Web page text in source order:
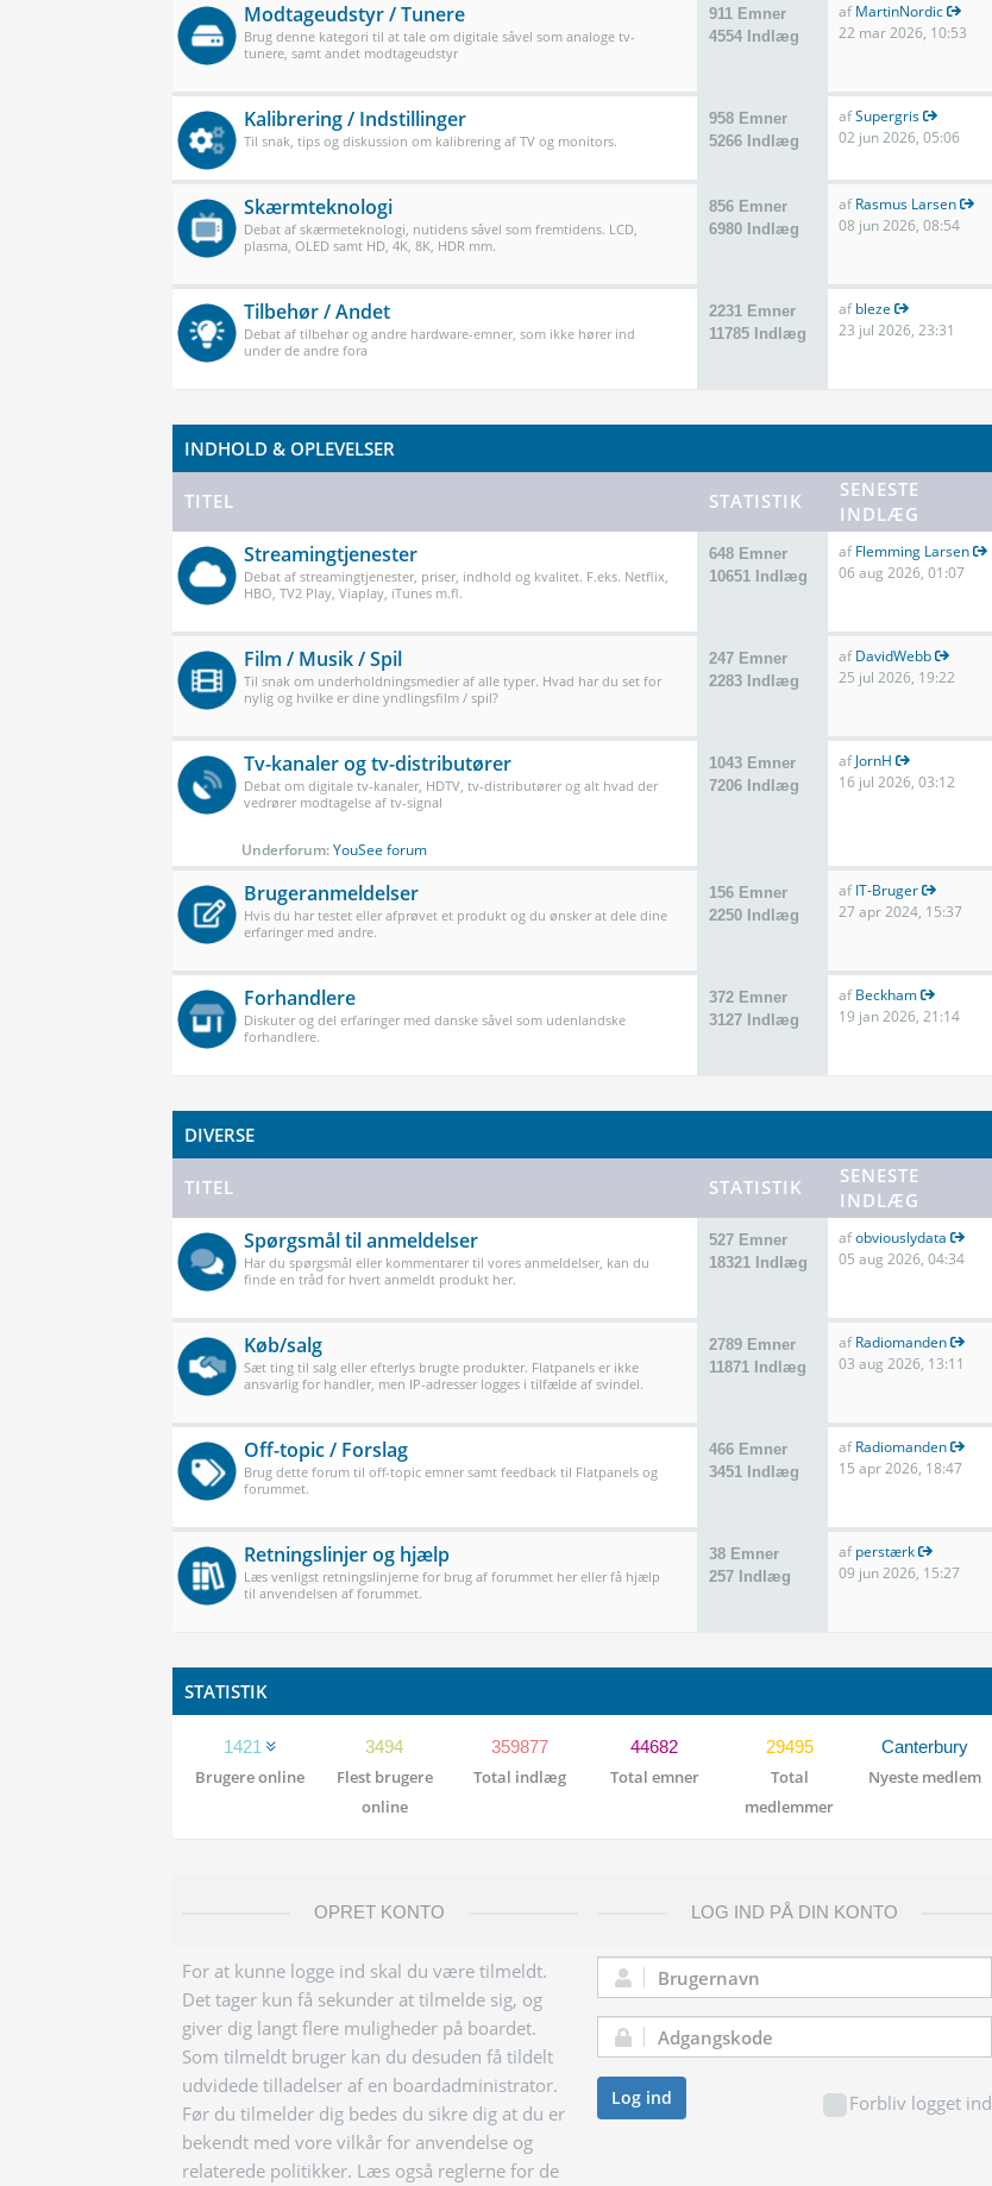
Modtageudstyr / Tunere
Brug denne kategori til at tale om digitale såvel som analoge tv-
tunere, samt andet modtageudstyr
911 Emner
4554 Indlæg
afMartinNordic
22 mar 2026, 10:53
Kalibrering / Indstillinger
Til snak, tips og diskussion om kalibrering af TV og monitors.
958 Emner
5266 Indlæg
afSupergris
02 jun 2026, 05:06
Skærmteknologi
Debat af skærmeteknologi, nutidens såvel som fremtidens. LCD,
plasma, OLED samt HD, 4K, 8K, HDR mm.
856 Emner
6980 Indlæg
afRasmus Larsen
08 jun 2026, 08:54
Tilbehør / Andet
Debat af tilbehør og andre hardware-emner, som ikke hører ind
under de andre fora
2231 Emner
11785 Indlæg
afbleze
23 jul 2026, 23:31
INDHOLD & OPLEVELSER
TITEL STATISTIK
SENESTE
INDLÆG
Streamingtjenester
Debat af streamingtjenester, priser, indhold og kvalitet. F.eks. Netflix,
HBO, TV2 Play, Viaplay, iTunes m.fl.
648 Emner
10651 Indlæg
afFlemming Larsen
06 aug 2026, 01:07
Film / Musik / Spil
Til snak om underholdningsmedier af alle typer. Hvad har du set for
nylig og hvilke er dine yndlingsfilm / spil?
247 Emner
2283 Indlæg
afDavidWebb
25 jul 2026, 19:22
Tv-kanaler og tv-distributører
Debat om digitale tv-kanaler, HDTV, tv-distributører og alt hvad der
vedrører modtagelse af tv-signal
Underforum:YouSee forum
1043 Emner
7206 Indlæg
afJornH
16 jul 2026, 03:12
Brugeranmeldelser
Hvis du har testet eller afprøvet et produkt og du ønsker at dele dine
erfaringer med andre.
156 Emner
2250 Indlæg
afIT-Bruger
27 apr 2024, 15:37
Forhandlere
Diskuter og del erfaringer med danske såvel som udenlandske
forhandlere.
372 Emner
3127 Indlæg
afBeckham
19 jan 2026, 21:14
DIVERSE
TITEL STATISTIK
SENESTE
INDLÆG
Spørgsmål til anmeldelser
Har du spørgsmål eller kommentarer til vores anmeldelser, kan du
finde en tråd for hvert anmeldt produkt her.
527 Emner
18321 Indlæg
afobviouslydata
05 aug 2026, 04:34
Køb/salg
Sæt ting til salg eller efterlys brugte produkter. Flatpanels er ikke
ansvarlig for handler, men IP-adresser logges i tilfælde af svindel.
2789 Emner
11871 Indlæg
afRadiomanden
03 aug 2026, 13:11
Off-topic / Forslag
Brug dette forum til off-topic emner samt feedback til Flatpanels og
forummet.
466 Emner
3451 Indlæg
afRadiomanden
15 apr 2026, 18:47
Retningslinjer og hjælp
Læs venligst retningslinjerne for brug af forummet her eller få hjælp
til anvendelsen af forummet.
38 Emner
257 Indlæg
afperstærk
09 jun 2026, 15:27
STATISTIK
1421
Brugere online
3494
Flest brugere
online
359877
Total indlæg
44682
Total emner
29495
Total
medlemmer
Canterbury
Nyeste medlem
OPRET KONTO
For at kunne logge ind skal du være tilmeldt.
Det tager kun få sekunder at tilmelde sig, og
giver dig langt flere muligheder på boardet.
Som tilmeldt bruger kan du desuden få tildelt
udvidede tilladelser af en boardadministrator.
Før du tilmelder dig bedes du sikre dig at du er
bekendt med vore vilkår for anvendelse og
relaterede politikker. Læs også reglerne for de
LOG IND PÅ DIN KONTO
Brugernavn:
Adgangskode:
Forbliv logget ind
Log ind